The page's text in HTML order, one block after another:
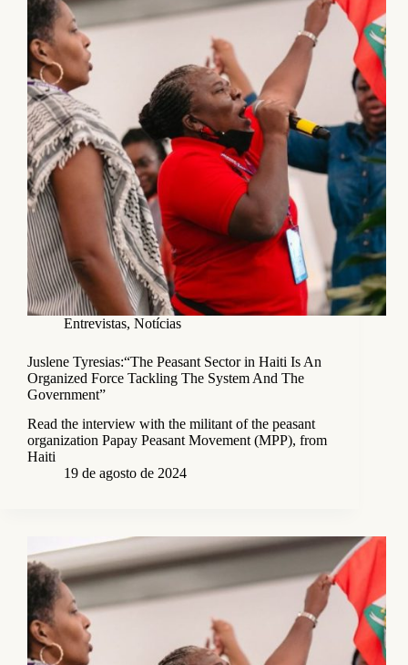
Entrevistas, Notícias
Juslene Tyresias:“The Peasant Sector in Haiti Is An
Organized Force Tackling The System And The
Government”
Read the interview with the militant of the peasant
organization Papay Peasant Movement (MPP), from
Haiti
19 de agosto de 2024